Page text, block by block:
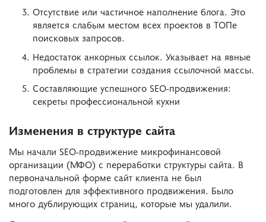
Отсутствие или частичное наполнение блога. Это
является слабым местом всех проектов в ТОПе
поисковых запросов.
Недостаток анкорных ссылок. Указывает на явные
проблемы в стратегии создания ссылочной массы.
Составляющие успешного SEO-продвижения:
секреты профессиональной кухни
Изменения в структуре сайта
Мы начали SEO-продвижение микрофинансовой
организации (МФО) с переработки структуры сайта. В
первоначальной форме сайт клиента не был
подготовлен для эффективного продвижения. Было
много дублирующих страниц, которые мы удалили.